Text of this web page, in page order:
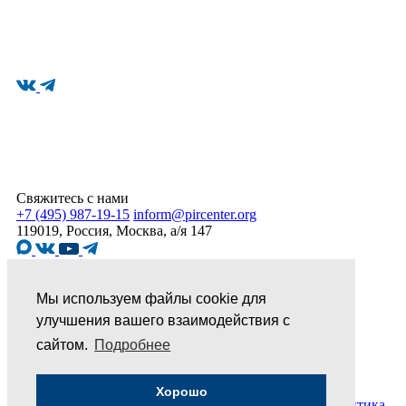
Мы используем файлы cookie для
улучшения вашего взаимодействия с
сайтом. Подробнее
Хорошо
Свяжитесь с нами
+7 (495) 987-19-15 inform@pircenter.org
119019, Россия, Москва, а/я 147
© ПИР-Центр, 1994–2025 | Все права защищены